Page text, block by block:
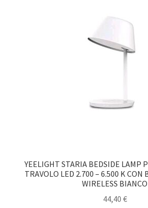
YEELIGHT STARIA BEDSIDE LAMP
TRAVOLO LED 2.700 – 6.500 K CON
WIRELESS BIANCO
44,40 €